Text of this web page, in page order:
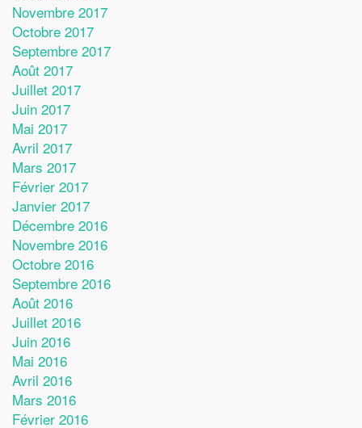
Novembre 2017
Octobre 2017
Septembre 2017
Août 2017
Juillet 2017
Juin 2017
Mai 2017
Avril 2017
Mars 2017
Février 2017
Janvier 2017
Décembre 2016
Novembre 2016
Octobre 2016
Septembre 2016
Août 2016
Juillet 2016
Juin 2016
Mai 2016
Avril 2016
Mars 2016
Février 2016